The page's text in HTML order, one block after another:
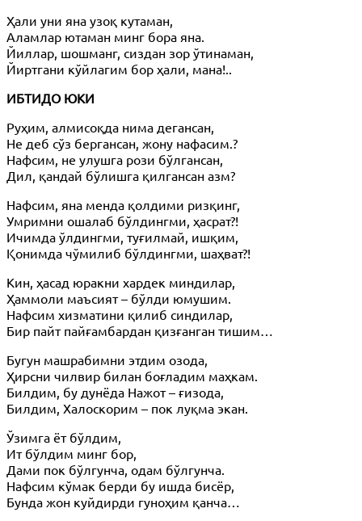
Ҳали уни яна узоқ кутаман,
Аламлар ютаман минг бора яна.
Йиллар, шошманг, сиздан зор ўтинаман,
Йиртгани кўйлагим бор ҳали, мана!..
ИБТИДО ЮКИ
Руҳим, алмисоқда нима дегансан,
Не деб сўз бергансан, жону нафасим.?
Нафсим, не улушга рози бўлгансан,
Дил, қандай бўлишга қилгансан азм?
Нафсим, яна менда қолдими ризқинг,
Умримни ошалаб бўлдингми, ҳасрат?!
Ичимда ўлдингми, туғилмай, ишқим,
Қонимда чўмилиб бўлдингми, шаҳват?!
Кин, ҳасад юракни хардек миндилар,
Ҳаммоли маъсият – бўлди юмушим.
Нафсим хизматини қилиб синдилар,
Бир пайт пайғамбардан қизғанган тишим…
Бугун машрабимни этдим озода,
Ҳирсни чилвир билан боғладим маҳкам.
Билдим, бу дунёда Нажот – ғизода,
Билдим, Халоскорим – пок луқма экан.
Ўзимга ёт бўлдим,
Ит бўлдим минг бор,
Дами пок бўлгунча, одам бўлгунча.
Нафсим кўмак берди бу ишда бисёр,
Бунда жон куйдирди гуноҳим қанча…